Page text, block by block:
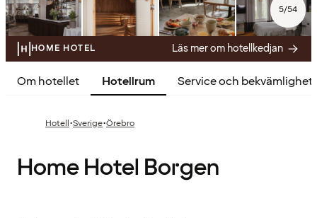
5/54
HOME HOTEL Läs mer om hotellkedjan
Om hotellet Hotellrum Service och
Hotell·Sverige·Örebro
Home Hotel Borgen